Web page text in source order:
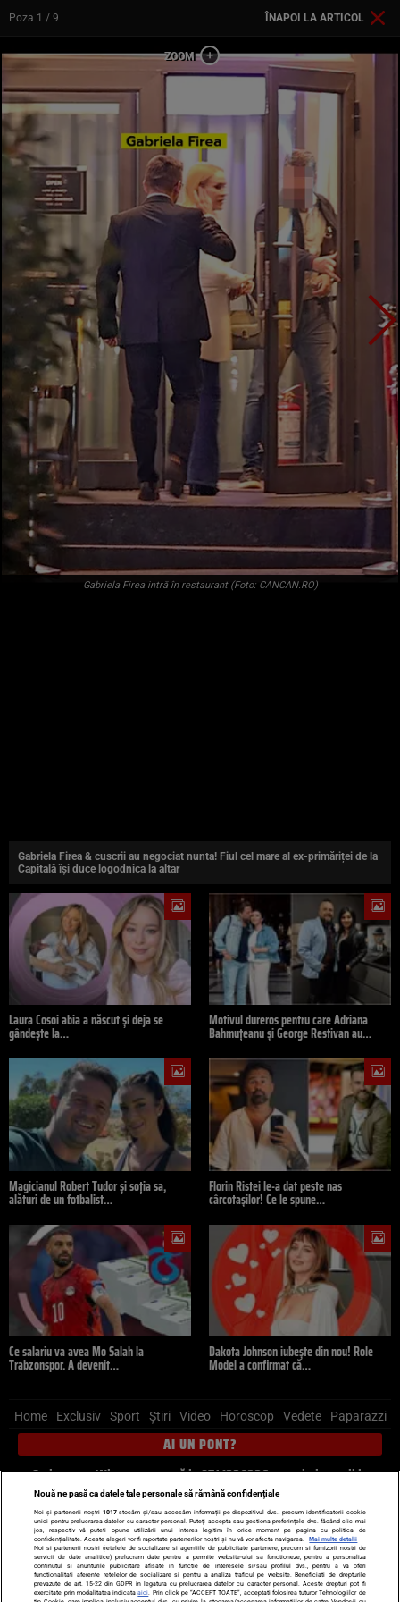
Poza 1 / 9 ÎNAPOI LA ARTICOL
Gabriela Firea intră în restaurant (Foto: CANCAN.RO)
Gabriela Firea & cuscrii au negociat nunta! Fiul cel mare al ex-primăriței de la
Capitală își duce logodnica la altar
Laura Cosoi abia a născut și deja se
gândește la…
Motivul dureros pentru care Adriana
Bahmuțeanu și George Restivan au…
Magicianul Robert Tudor și soția sa,
alături de un fotbalist…
Florin Ristei le-a dat peste nas
cârcotașilor! Ce le spune…
Ce salariu va avea Mo Salah la
Trabzonspor. A devenit…
Dakota Johnson iubește din nou! Role
Model a confirmat că…
Home Exclusiv Sport Știri Video Horoscop Vedete Paparazzi
AI UN PONT?
Scrie-ne pe Whatsapp, sună la 0741226226 sau trimite mail la
pont@cancan.ro
Știri interne Știri externe
Politică
Ultimele stiri
Diete Insula Iubirii Dictionar de vise
LIFE STYLE
Horoscop
Nouă ne pasă ca datele tale personale să rămână confidențiale
Noi și partenerii noștri 1017stocăm și/sau accesăm informații pe dispozitivul dvs., precum identificatorii cookie
unici pentru prelucrarea datelor cu caracter personal. Puteți accepta sau gestiona preferințele dvs. făcând clic mai
jos, respectiv vă puteți opune utilizării unui interes legitim în orice moment pe pagina cu politica de
confidențialitate. Aceste alegeri vor fi raportate partenerilor noștri și nu vă vor afecta navigarea.
Mai multe detalii
Noi si partenerii nostri (retelele de socializare si agentiile de publicitate partenere, precum si furnizorii nostri de
servicii de date analitice) prelucram date pentru a permite website-ului sa functioneze, pentru a personaliza
continutul si anunturile publicitare afisate in functie de interesele si/sau profilul dvs., pentru a va oferi
functionalitati aferente retelelor de socializare si pentru a analiza traficul pe website. Beneficiati de drepturile
prevazute de art. 15-22 din GDPR in legatura cu prelucrarea datelor cu caracter personal. Aceste drepturi pot fi
exercitate prin modalitatea indicataaici . Prin click pe “ACCEPT TOATE”, acceptati folosirea tuturor Tehnologiilor de